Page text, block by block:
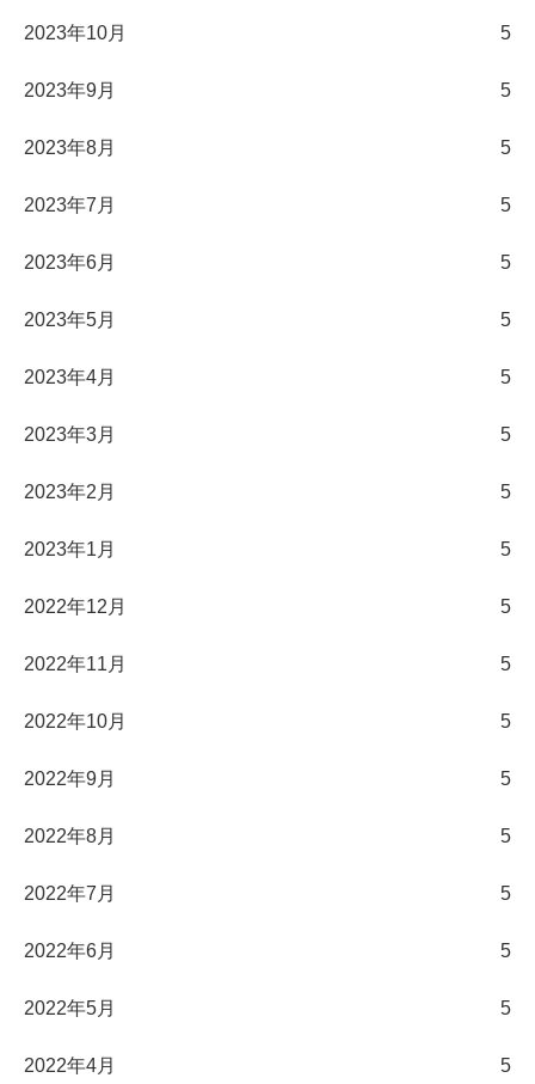
2023年10月 5
2023年9月 5
2023年8月 5
2023年7月 5
2023年6月 5
2023年5月 5
2023年4月 5
2023年3月 5
2023年2月 5
2023年1月 5
2022年12月 5
2022年11月 5
2022年10月 5
2022年9月 5
2022年8月 5
2022年7月 5
2022年6月 5
2022年5月 5
2022年4月 5